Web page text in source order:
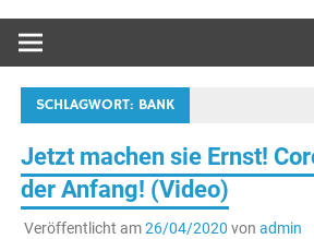
SCHLAGWORT: BANK
Jetzt machen sie Ernst!
der Anfang! (Video)
Veröffentlicht am26/04/2020 von admin